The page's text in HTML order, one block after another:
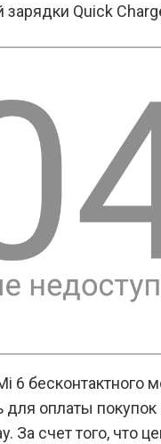
Quick
6 бесконтактного
для оплаты покупок
За счет того, что